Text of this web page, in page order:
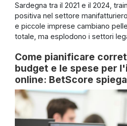
Sardegna tra il 2021 e il 2024,
positiva nel settore
e piccole imprese cambiano
totale, ma esplodono i settori
Come pianificare
budget e le spese per
online: BetScore spiega